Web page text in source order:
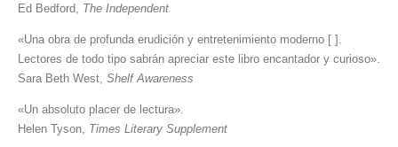
Ed Bedford, The Independent
«Una obra de profunda erudición y entretenimiento moderno [ ].
Lectores de todo tipo sabrán apreciar este libro encantador y curioso».
Sara Beth West, Shelf Awareness
«Un absoluto placer de lectura».
Helen Tyson, Times Literary Supplement